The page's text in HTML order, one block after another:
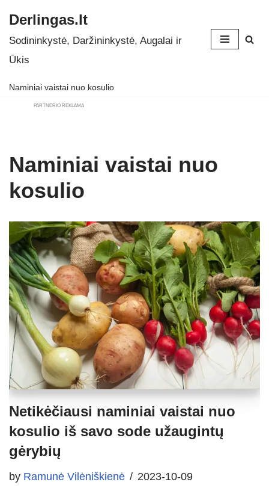
Skip
to
Derlingas.lt
Sodininkystė, Daržininkystė, Augalai ir
Ūkis
Naminiai vaistai nuo kosulio
PARTNERIO REKLAMA
Naminiai vaistai nuo
kosulio
Netikėčiausi naminiai vaistai nuo
kosulio iš savo sode užaugintų
gėrybių
by Ramunė Vilėniškienė 2023-10-09